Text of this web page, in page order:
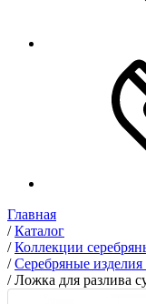
Главная
/Каталог
/Коллекции
/Серебряные
/Ложка для разлива